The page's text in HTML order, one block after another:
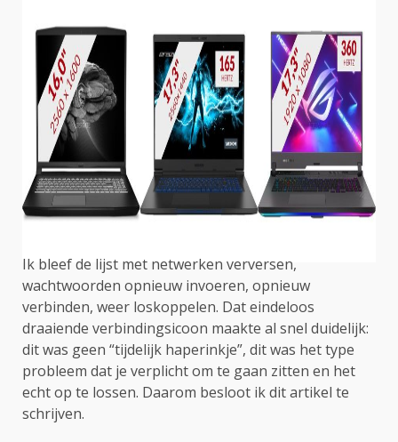
Ik bleef de lijst met netwerken verversen,
wachtwoorden opnieuw invoeren, opnieuw
verbinden, weer loskoppelen. Dat eindeloos
draaiende verbindingsicoon maakte al snel duidelijk:
dit was geen “tijdelijk haperinkje”, dit was het type
probleem dat je verplicht om te gaan zitten en het
echt op te lossen. Daarom besloot ik dit artikel te
schrijven.